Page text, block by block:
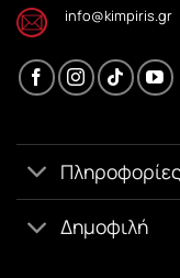
info@kimpiris.gr
Πληροφορίες
Δημοφιλή